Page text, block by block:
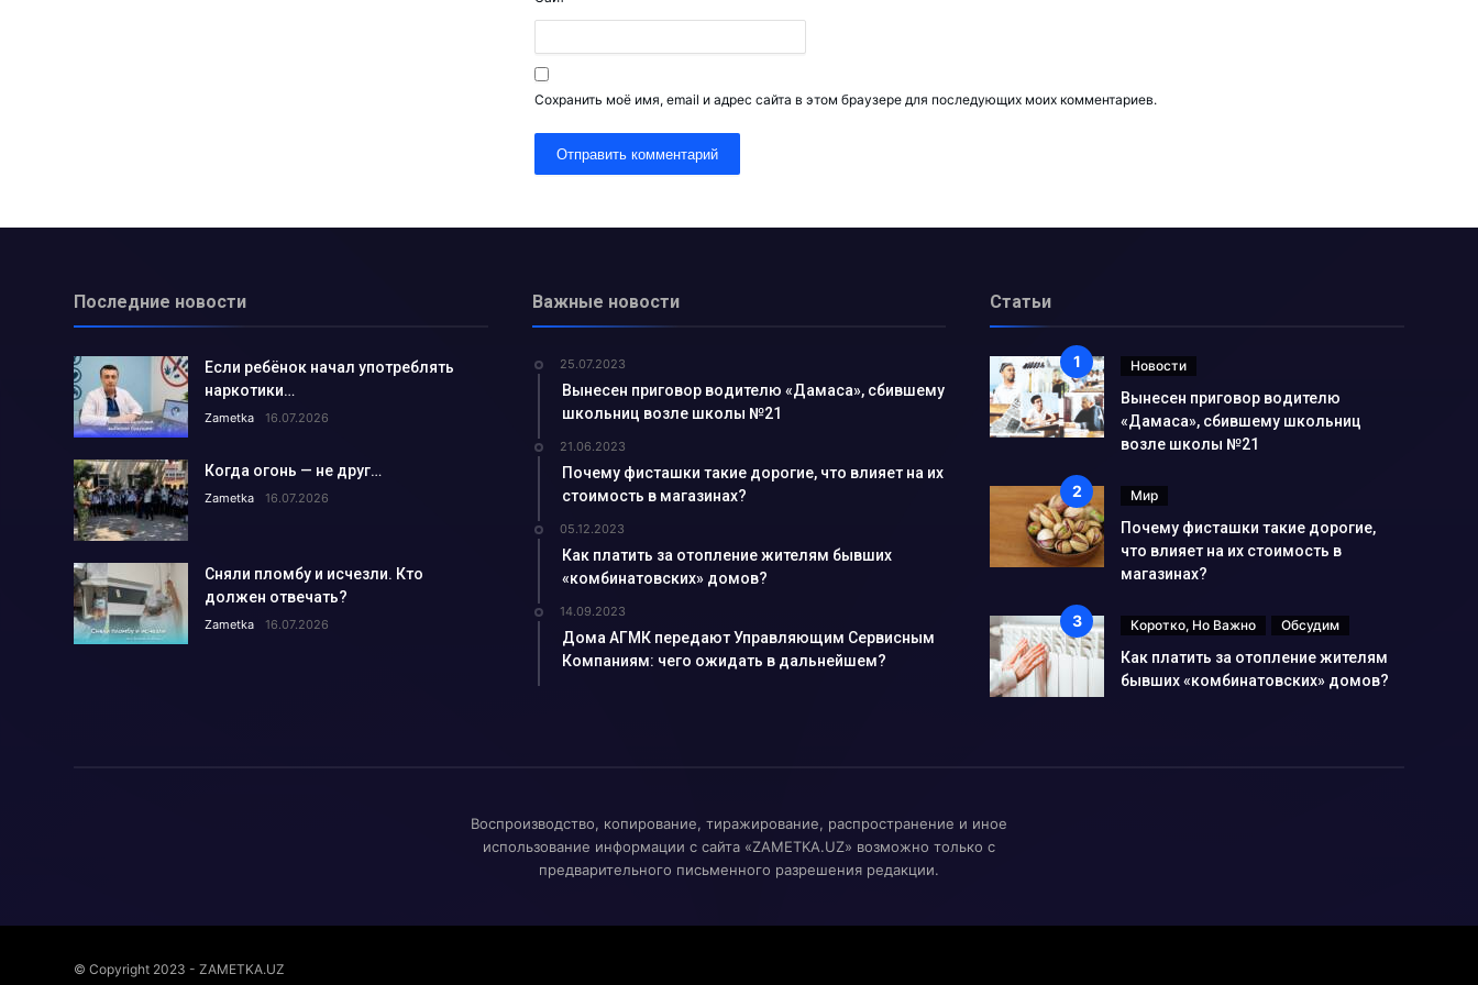
Более 380 женщин в Алмалыке получили охранный ...
В образовании важен международный опыт...
Зима не за горами: как подготовить свой автомо...
Стартовала благотворительная декада Общества К...
Коровы оказались крадеными…...
Что делать в случае проблем с горячей водой и ...
Что на повестке профсоюза АО «Ammofos-Max...
Всё во имя интересов работников АГМК...
Доктор, я назову сына вашим именем…...
Есть такая профессия: эксперт-криминалист...
Короткое замыкание электропроводки привело к п...
Как подготовилось к зиме теплоснабжающее предп...
Сохранить моё имя, email и адрес сайта в этом браузере для последующих моих комментариев.
Последние новости
Если ребёнок начал употреблять
наркотики…
Zametka 16.07.2026
Когда огонь — не друг…
Zametka 16.07.2026
Сняли пломбу и исчезли. Кто
должен отвечать?
Zametka 16.07.2026
Важные новости
25.07.2023
Вынесен приговор водителю «Дамаса», сбившему
школьниц возле школы №21
21.06.2023
Почему фисташки такие дорогие, что влияет на их
стоимость в магазинах?
05.12.2023
Как платить за отопление жителям бывших
«комбинатовских» домов?
14.09.2023
Дома АГМК передают Управляющим Сервисным
Компаниям: чего ожидать в дальнейшем?
Статьи
Новости
Вынесен приговор водителю
«Дамаса», сбившему школьниц
возле школы №21
Мир
Почему фисташки такие дорогие,
что влияет на их стоимость в
магазинах?
Коротко, Но Важно Обсудим
Как платить за отопление жителям
бывших «комбинатовских» домов?
Воспроизводство, копирование, тиражирование, распространение и иное
использование информации с сайта «ZAMETKA.UZ» возможно только с
предварительного письменного разрешения редакции.
© Copyright 2023 - ZAMETKA.UZ